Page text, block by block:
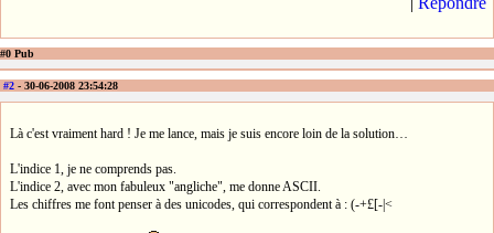
#0 Pub
#2 - 30-06-2008 23:54:28
Là c'est vraiment hard ! Je me lance, mais je suis encore loin de la solution…
L'indice 1, je ne comprends pas.
L'indice 2, avec mon fabuleux "angliche", me donne ASCII.
Les chiffres me font penser à des unicodes, qui correspondent à : (-+£[-|<